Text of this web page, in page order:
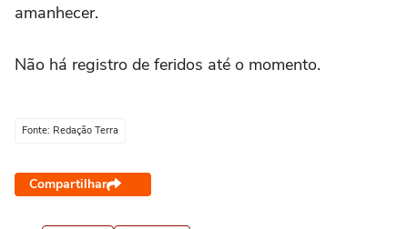
amanhecer.
Não há registro de feridos até o momento.
Fonte: Redação Terra
Compartilhar